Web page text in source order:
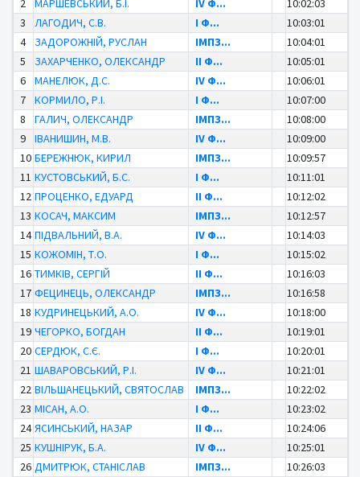
2
МАРШЕВСЬКИЙ, Б.І. IV Ф...
10:02:03
3
ЛАГОДИЧ, С.В. І Ф...
10:03:01
4
ЗАДОРОЖНІЙ, РУСЛАН ІМПЗ...
10:04:01
5
ЗАХАРЧЕНКО, ОЛЕКСАНДР ІІ Ф...
10:05:01
6
МАНЕЛЮК, Д.С. IV Ф...
10:06:01
7
КОРМИЛО, Р.І. І Ф...
10:07:00
8
ГАЛИЧ, ОЛЕКСАНДР ІМПЗ...
10:08:00
9
ІВАНИШИН, М.В. IV Ф...
10:09:00
10 БЕРЕЖНЮК, КИРИЛ ІМПЗ...
10:09:57
11 КУСТОВСЬКИЙ, Б.С. І Ф...
10:11:01
12 ПРОЦЕНКО, ЕДУАРД ІІ Ф...
10:12:02
13 КОСАЧ, МАКСИМ ІМПЗ...
10:12:57
14 ПІДВАЛЬНИЙ, В.А. IV Ф...
10:14:03
15 КОЖОМІН, Т.О. І Ф...
10:15:02
16 ТИМКІВ, СЕРГІЙ ІІ Ф...
10:16:03
17 ФЕЦИНЕЦЬ, ОЛЕКСАНДР ІМПЗ...
10:16:58
18 КУДРИНЕЦЬКИЙ, А.О. IV Ф...
10:18:00
19 ЧЕГОРКО, БОГДАН ІІ Ф...
10:19:01
20 СЕРДЮК, С.Є. І Ф...
10:20:01
21 ШАВАРОВСЬКИЙ, Р.І. IV Ф...
10:21:01
22 ВІЛЬШАНЕЦЬКИЙ, СВЯТОСЛАВ ІМПЗ...
10:22:02
23 МІСАН, А.О. І Ф...
10:23:02
24 ЯСИНСЬКИЙ, НАЗАР ІІ Ф...
10:24:06
25 КУШНІРУК, Б.А. IV Ф...
10:25:01
26 ДМИТРЮК, СТАНІСЛАВ ІМПЗ...
10:26:03